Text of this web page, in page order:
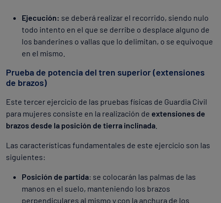
Ejecución: se deberá realizar el recorrido, siendo nulo
todo intento en el que se derribe o desplace alguno de
los banderines o vallas que lo delimitan, o se equivoque
en el mismo.
Prueba de potencia del tren superior (extensiones
de brazos)
Este tercer ejercicio de las pruebas físicas de Guardia Civil
para mujeres consiste en la realización de extensiones de
brazos desde la posición de tierra inclinada
Las características fundamentales de este ejercicio son las
siguientes:
Posición de partida: se colocarán las palmas de las
manos en el suelo, manteniendo los brazos
perpendiculares al mismo y con la anchura de los